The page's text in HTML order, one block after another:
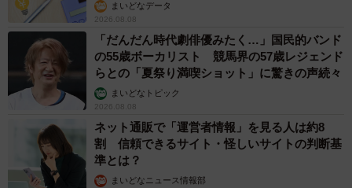
まいどなデータ
2026.08.08
「だんだん時代劇俳優みたく…」国民的バンド
の55歳ボーカリスト 競馬界の57歳レジェンド
らとの「夏祭り満喫ショット」に驚きの声続々
まいどなトピック
2026.08.08
ネット通販で「運営者情報」を見る人は約8
割 信頼できるサイト・怪しいサイトの判断基
準とは？
まいどなニュース情報部